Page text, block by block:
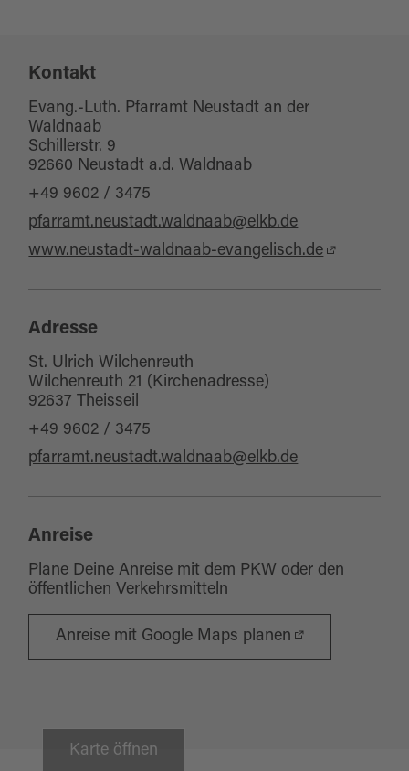
für jedes Wetter
für Familien
Kontakt
Evang.-Luth. Pfarramt Neustadt an der
Waldnaab
Schillerstr. 9
92660 Neustadt a.d. Waldnaab
+49 9602 / 3475
pfarramt.neustadt.waldnaab@elkb.de
www.neustadt-waldnaab-evangelisch.de
Adresse
St. Ulrich Wilchenreuth
Wilchenreuth 21 (Kirchenadresse)
92637 Theisseil
+49 9602 / 3475
pfarramt.neustadt.waldnaab@elkb.de
Anreise
Plane Deine Anreise mit dem PKW oder den
öffentlichen Verkehrsmitteln
Anreise mit Google Maps planen
Karte öffnen